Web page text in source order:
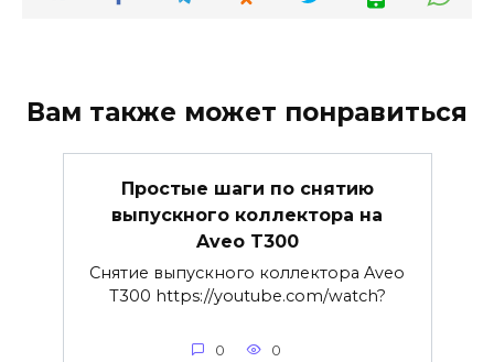
Вам также может понравиться
Простые шаги по снятию
выпускного коллектора на
Aveo T300
Снятие выпускного коллектора Aveo
T300 https://youtube.com/watch?
0 0